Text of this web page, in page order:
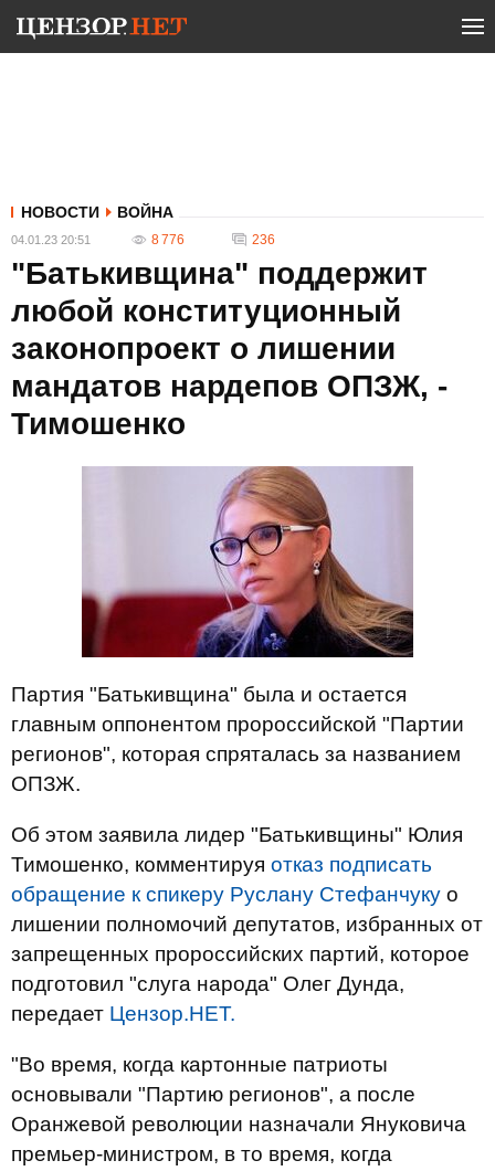
НОВОСТИ ВОЙНА
04.01.23 20:51 8 776 236
"Батькивщина" поддержит
любой конституционный
законопроект о лишении
мандатов нардепов ОПЗЖ, -
Тимошенко
Партия "Батькивщина" была и остается
главным оппонентом пророссийской "Партии
регионов", которая спряталась за названием
ОПЗЖ.
Об этом заявила лидер "Батькивщины" Юлия
Тимошенко, комментируя отказ подписать
обращение к спикеру Руслану Стефанчуку о
лишении полномочий депутатов, избранных от
запрещенных пророссийских партий, которое
подготовил "слуга народа" Олег Дунда,
передает Цензор.НЕТ.
"Во время, когда картонные патриоты
основывали "Партию регионов", а после
Оранжевой революции назначали Януковича
премьер-министром, в то время, когда